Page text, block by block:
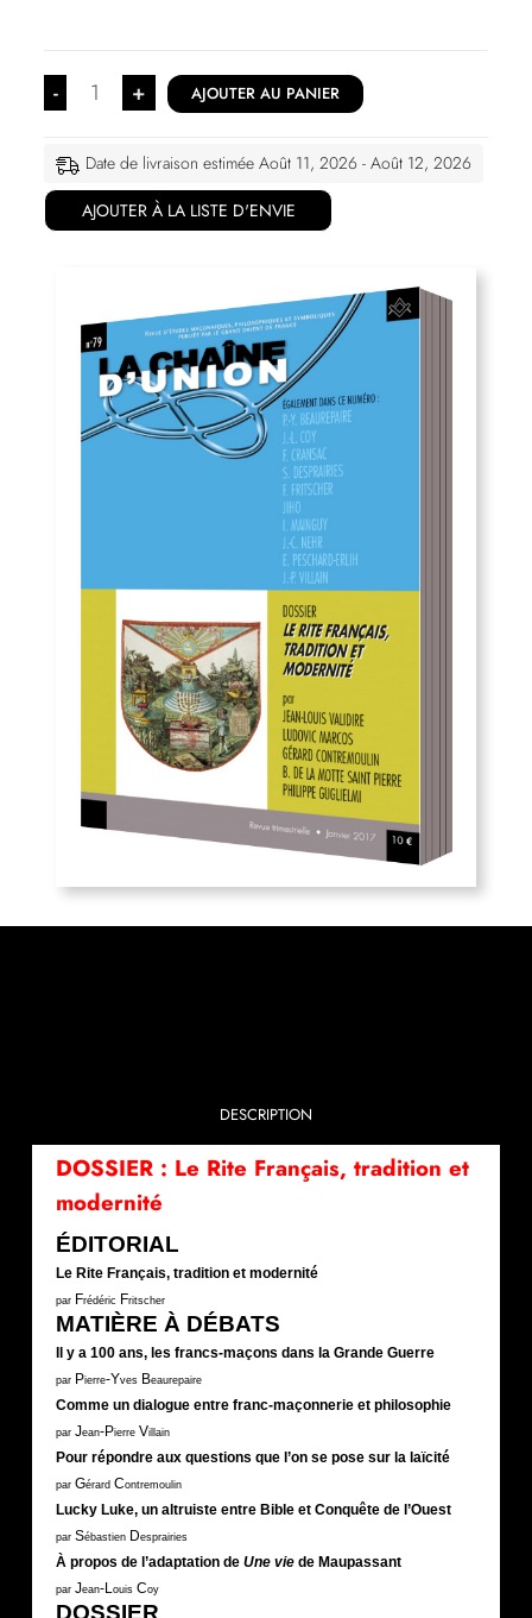
- + AJOUTER AU PANIER
Date de livraison estimée Août 11, 2026 - Août 12, 2026
AJOUTER À LA LISTE D'ENVIE
DESCRIPTION
DOSSIER : Le Rite Français, tradition et
modernité
ÉDITORIAL
Le Rite Français, tradition et modernité
par Frédéric Fritscher
MATIÈRE À DÉBATS
Il y a 100 ans, les francs-maçons dans la Grande Guerre
par Pierre-Yves Beaurepaire
Comme un dialogue entre franc-maçonnerie et philosophie
par Jean-Pierre Villain
Pour répondre aux questions que l’on se pose sur la laïcité
par Gérard Contremoulin
Lucky Luke, un altruiste entre Bible et Conquête de l’Ouest
par Sébastien Desprairies
À propos de l’adaptation de Une vie de Maupassant
par Jean-Louis Coy